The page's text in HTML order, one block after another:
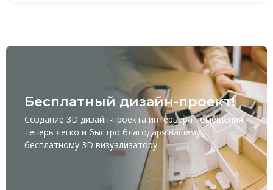
Бесплатный дизайн-проект!
Создание 3D дизайн-проекта интерьера помещения
теперь легко и быстро благодаря нашему
бесплатному 3D визуализатору.